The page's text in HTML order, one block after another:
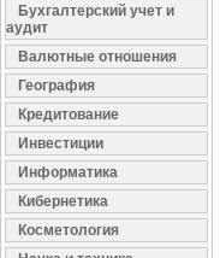
Бухгалтерский учет и
аудит
Валютные отношения
География
Кредитование
Инвестиции
Информатика
Кибернетика
Косметология